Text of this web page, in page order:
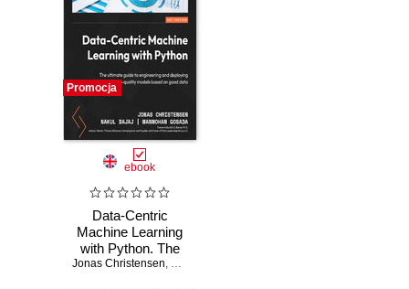
Promocja
ebook
Data-Centric
Machine Learning
with Python. The
ultimate guide to
Jonas Christensen, Nakul Bajaj